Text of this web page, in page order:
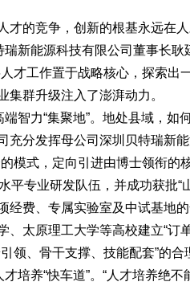
的竞争，创新的根基永远在人
瑞新能源科技有限公司董事长
才工作置于战略核心，探索出
集群升级注入了澎湃动力。
智力“集聚地”。地处县域，如
充分发挥母公司深圳贝特瑞新
模式，定向引进由博士领衔
平专业研发队伍，并成功获批
经费、专属实验室及中试基地
、太原理工大学等高校建立“
领、骨干支撑、技能配套”的
养“快车道”。“人才培养绝